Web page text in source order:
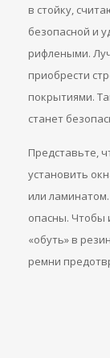
в стойку,
безопасной и
рифлеными.
приобрести
покрытиями.
станет
Представьте,
установить
или
опасны. Чтобы
«обуть» в
ремни